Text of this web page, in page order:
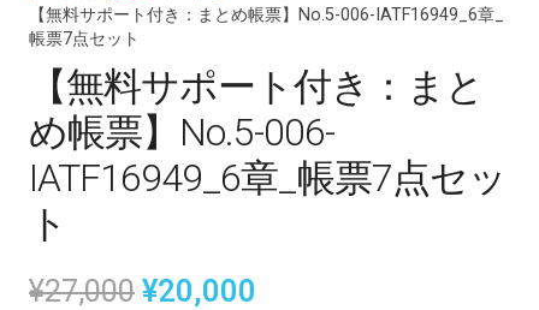
【無料サポート付き：まとめ帳票】No.5-006-IATF16949_6章_
帳票7点セット
【無料サポート付き：まと
め帳票】No.5-006-
IATF16949_6章_帳票7点セッ
ト
¥27,000 元
¥20,000